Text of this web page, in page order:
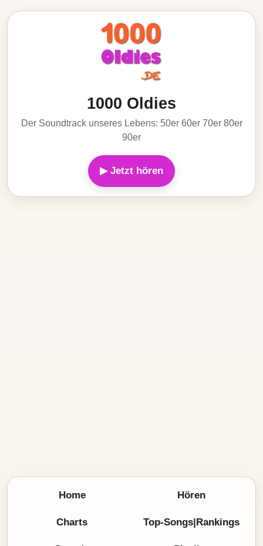
1000 Oldies
Der Soundtrack unseres Lebens: 50er 60er 70er 80er
90er
▶ Jetzt hören
Home Hören
Charts Top-Songs|Rankings